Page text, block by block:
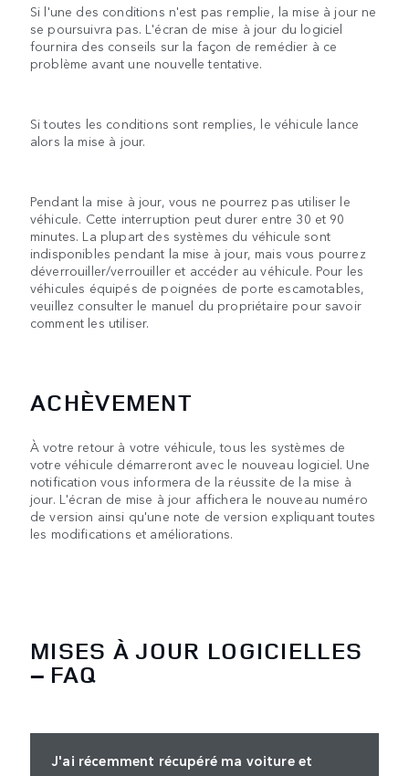
Si l'une des conditions n'est pas remplie, la mise à jour ne
se poursuivra pas. L'écran de mise à jour du logiciel
fournira des conseils sur la façon de remédier à ce
problème avant une nouvelle tentative.
Si toutes les conditions sont remplies, le véhicule lance
alors la mise à jour.
Pendant la mise à jour, vous ne pourrez pas utiliser le
véhicule. Cette interruption peut durer entre 30 et 90
minutes. La plupart des systèmes du véhicule sont
indisponibles pendant la mise à jour, mais vous pourrez
déverrouiller/verrouiller et accéder au véhicule. Pour les
véhicules équipés de poignées de porte escamotables,
veuillez consulter le manuel du propriétaire pour savoir
comment les utiliser.
ACHÈVEMENT
À votre retour à votre véhicule, tous les systèmes de
votre véhicule démarreront avec le nouveau logiciel. Une
notification vous informera de la réussite de la mise à
jour. L'écran de mise à jour affichera le nouveau numéro
de version ainsi qu'une note de version expliquant toutes
les modifications et améliorations.
MISES À JOUR LOGICIELLES
– FAQ
J'ai récemment récupéré ma voiture et